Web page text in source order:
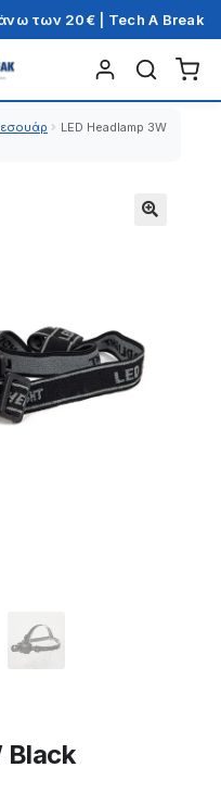
των 20€ | Tech A Break
LED Headlamp 3W
Black